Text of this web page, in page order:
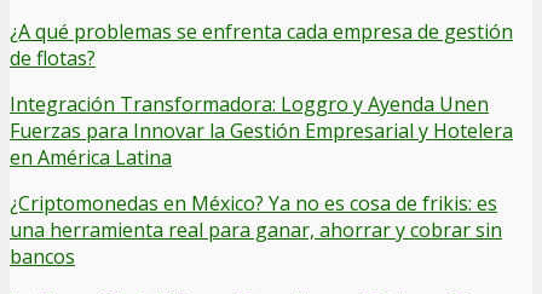
¿A qué problemas se enfrenta cada empresa de gestión
de flotas?
Integración Transformadora: Loggro y Ayenda Unen
Fuerzas para Innovar la Gestión Empresarial y Hotelera
en América Latina
¿Criptomonedas en México? Ya no es cosa de frikis: es
una herramienta real para ganar, ahorrar y cobrar sin
bancos